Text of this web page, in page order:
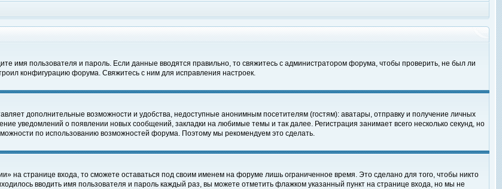
имя пользователя и пароль. Если данные вводятся правильно, то свяжитесь с администратором форума, чтобы проверить, не был ли
конфигурацию форума. Свяжитесь с ним для исправления настроек.
дополнительные возможности и удобства, недоступные анонимным посетителям (гостям): аватары, отправку и получение личных
уведомлений о появлении новых сообщений, закладки на любимые темы и так далее. Регистрация занимает всего несколько секунд, но
по использованию возможностей форума. Поэтому мы рекомендуем это сделать.
на странице входа, то сможете оставаться под своим именем на форуме лишь ограниченное время. Это сделано для того, чтобы никто
вводить имя пользователя и пароль каждый раз, вы можете отметить флажком указанный пункт на странице входа, но мы не